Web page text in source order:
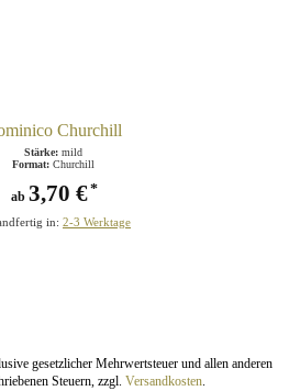
Churchill
Stärke: mild
Format: Churchill
ab 3,70 €*
in: 2-3 Werktage
gesetzlicher Mehrwertsteuer und allen anderen
Steuern, zzgl. Versandkosten.